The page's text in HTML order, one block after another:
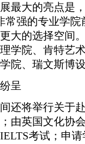
最大的亮点是
常强的专业学
大的选择空间
学院、肯特艺
院、瑞文斯博
呈
将举行关于赴
由英国文化协
考试；申